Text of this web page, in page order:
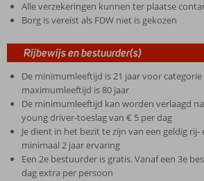
Alle verzekeringen kunnen ter plaatse
Borg is vereist als FDW niet is gekozen
Rijbewijs en bestuurder(s)
De minimumleeftijd is 21 jaar voor categorie
maximumleeftijd is 80 jaar
De minimumleeftijd kan worden verlaagd
young driver-toeslag van € 5 per dag
Je dient in het bezit te zijn van een geldig
minimaal 2 jaar ervaring
Een 2e bestuurder is gratis. Vanaf een 3e
dag extra per persoon